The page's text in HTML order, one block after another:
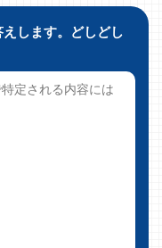
します。どしどし